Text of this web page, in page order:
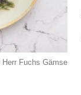
Fuchs Gämse